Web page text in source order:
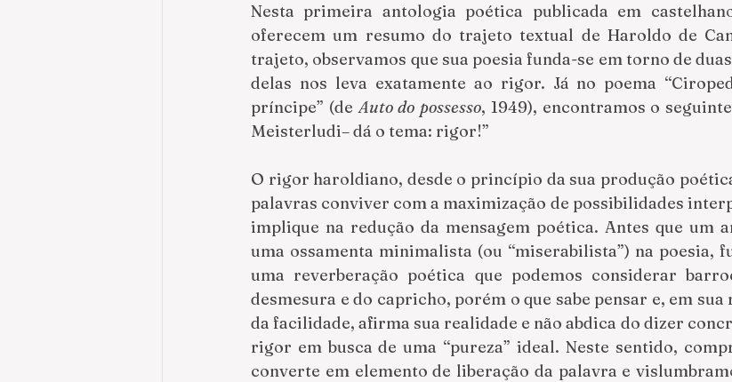
Nesta primeira antologia poética publicada em
oferecem um resumo do trajeto textual de Haroldo de
trajeto, observamos que sua poesia funda-se em torno de
delas nos leva exatamente ao rigor. Já no poema
príncipe” (de Auto do possesso, 1949), encontramos o
Meisterludi– dá o tema: rigor!”
O rigor haroldiano, desde o princípio da sua produção
palavras conviver com a maximização de possibilidades
implique na redução da mensagem poética. Antes que um
uma ossamenta minimalista (ou “miserabilista”) na poesia,
uma reverberação poética que podemos considerar
desmesura e do capricho, porém o que sabe pensar e, em sua
da facilidade, afirma sua realidade e não abdica do dizer
rigor em busca de uma “pureza” ideal. Neste sentido,
converte em elemento de liberação da palavra e